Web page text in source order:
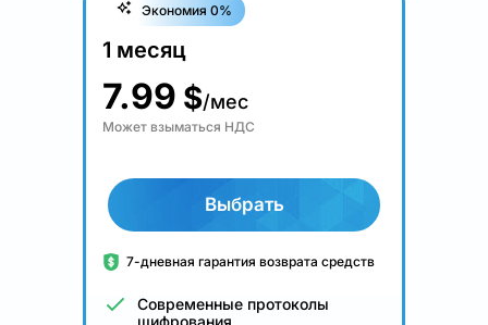
Экономия 0%
1 месяц
7.99 $/мес
Может взыматься НДС
Выбрать
7-дневная гарантия возврата средств
Современные протоколы